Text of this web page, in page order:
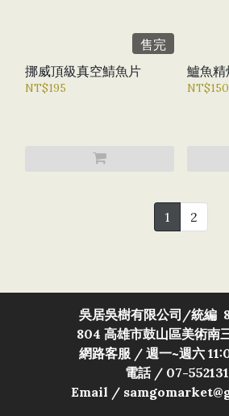
售完
挪威頂級真空鯖魚片
NT$195
鱸魚精
NT$150
1 2
吳居吳樹有限公司/統編
804 高雄市鼓山區美術南
網路客服 / 週一~週六
電話 / 07-
Email /